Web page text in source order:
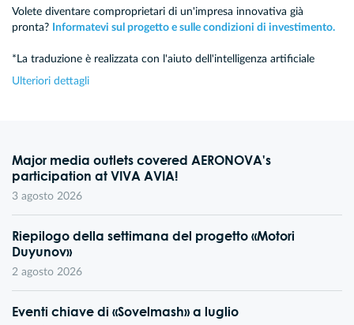
Volete diventare comproprietari di un'impresa innovativa già
pronta? Informatevi sul progetto e sulle condizioni di investimento.
*La traduzione è realizzata con l'aiuto dell'intelligenza artificiale
Ulteriori dettagli
Major media outlets covered AERONOVA's
participation at VIVA AVIA!
3 agosto 2026
Riepilogo della settimana del progetto «Motori
Duyunov»
2 agosto 2026
Eventi chiave di «Sovelmash» a luglio